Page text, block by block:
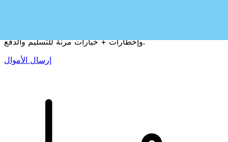
وإخطارات + خيارات مرنة للتسليم والدفع.
إرسال الأموال